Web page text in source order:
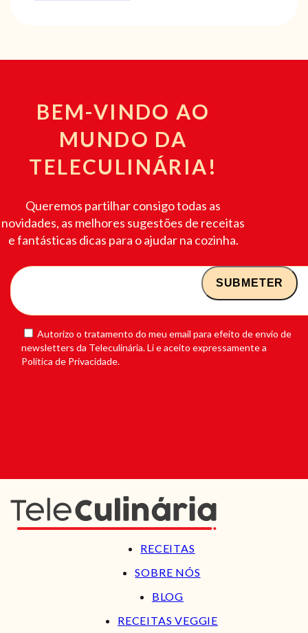
BEM-VINDO AO
MUNDO DA
TELECULINÁRIA!
Queremos partilhar consigo todas as
novidades, as melhores sugestões de receitas
e fantásticas dicas para o ajudar na cozinha.
Autorizo o tratamento do meu email para efeito de envio de
newsletters da Teleculinária. Li e aceito expressamente a
Política de Privacidade.
RECEITAS
SOBRE NÓS
BLOG
RECEITAS VEGGIE